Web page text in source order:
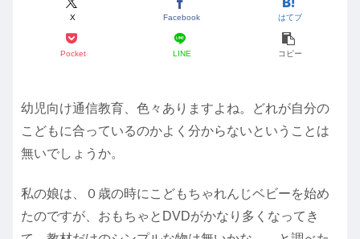
X Facebook はてブ
Pocket LINE コピー
幼児向け通信教育、色々ありますよね。どれが自分の
こどもに合っているのかよく分からないということは
無いでしょうか。
私の娘は、０歳の時にこどもちゃれんじベビーを始め
たのですが、おもちゃとDVDがかなり多くなってき